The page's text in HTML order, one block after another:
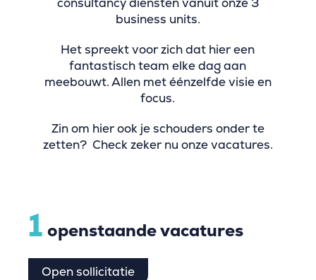
consultancy diensten vanuit onze 3
business units.
Het spreekt voor zich dat hier een
fantastisch team elke dag aan
meebouwt. Allen met éénzelfde visie en
focus.
Zin om hier ook je schouders onder te
zetten? Check zeker nu onze vacatures.
1 openstaande vacatures
Open sollicitatie